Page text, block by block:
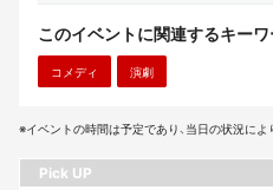
このイベントに関連するキーワ
コメディ 演劇
※イベントの時間は予定であり、当日の状況によ
Pick UP